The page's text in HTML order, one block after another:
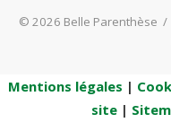
© 2026 Belle Parenthèse /
Mentions légales |
site|